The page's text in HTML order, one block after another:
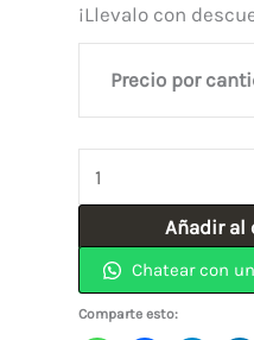
¡Llevalo con
Precio por
Clara
Anti
Rayón
Añadir al
Chatear con
Comparte esto: